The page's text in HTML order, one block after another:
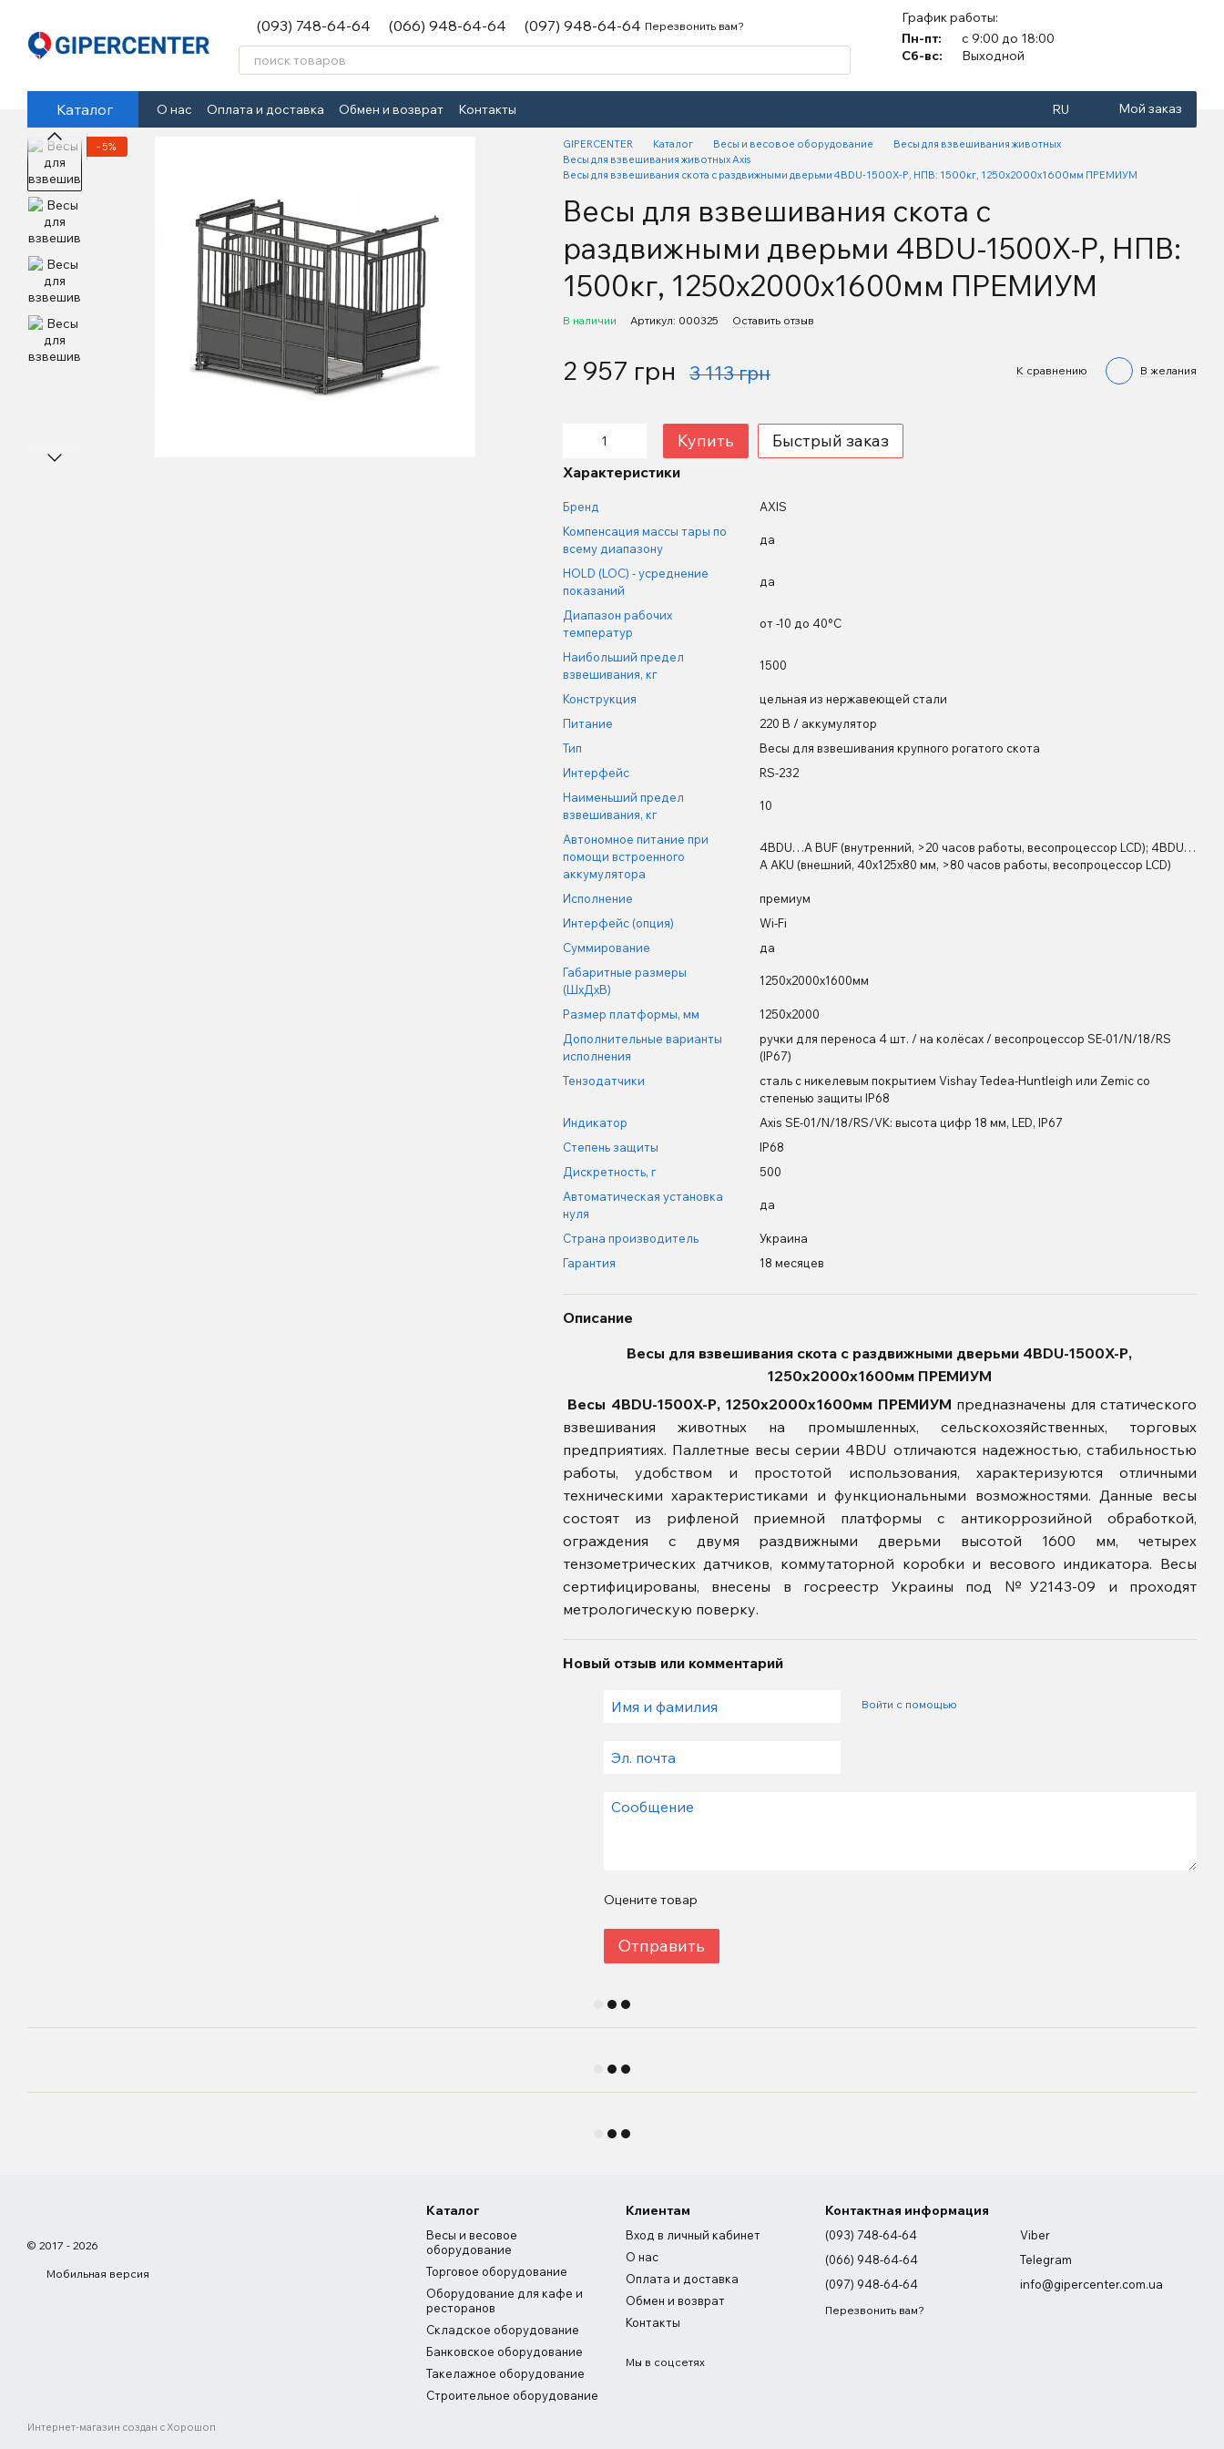
(093) 748-64-64 (066) 948-64-64 (097) 948-64-64 Перезвонить вам?
График работы:
Пн-пт:
с 9:00 до 18:00
Сб-вс:
Выходной
Каталог О нас Оплата и доставка Обмен и возврат Контакты RU Мой заказ
−5% GIPERCENTER Каталог Весы и весовое оборудование
Весы для взвешивания животных
Весы для взвешивания животных Axis
Весы для взвешивания скота с раздвижными дверьми 4BDU-1500X-Р, НПВ: 1500кг, 1250х2000х1600мм ПРЕМИУМ
Весы для взвешивания скота с
раздвижными дверьми 4BDU-1500X-Р, НПВ:
1500кг, 1250х2000х1600мм ПРЕМИУМ
В наличии Артикул: 000325 Оставить отзыв
2 957 грн 3 113 грн К сравнению В желания
Купить Быстрый заказ
Характеристики
Бренд
AXIS
Компенсация массы тары по
всему диапазону
да
HOLD (LOC) - усреднение
показаний
да
Диапазон рабочих
температур
от -10 до 40°С
Наибольший предел
взвешивания, кг
1500
Конструкция
цельная из нержавеющей стали
Питание
220 В / аккумулятор
Тип
Весы для взвешивания крупного рогатого скота
Интерфейс
RS-232
Наименьший предел
взвешивания, кг
10
Автономное питание при
помощи встроенного
аккумулятора
4BDU…A BUF (внутренний, >20 часов работы, весопроцессор LCD); 4BDU…
A AKU (внешний, 40х125х80 мм, >80 часов работы, весопроцессор LCD)
Исполнение
премиум
Интерфейс (опция)
Wi-Fi
Суммирование
да
Габаритные размеры
(ШхДхВ)
1250х2000х1600мм
Размер платформы, мм
1250х2000
Дополнительные варианты
исполнения
ручки для переноса 4 шт. / на колёсах / весопроцессор SE-01/N/18/RS
(IP67)
Тензодатчики
сталь с никелевым покрытием Vishay Tedea-Huntleigh или Zemic со
степенью защиты IP68
Индикатор
Axis SE-01/N/18/RS/VK: высота цифр 18 мм, LED, IP67
Степень защиты
IP68
Дискретность, г
500
Автоматическая установка
нуля
да
Страна производитель
Украина
Гарантия
18 месяцев
Описание
Весы для взвешивания скота с раздвижными дверьми 4BDU-1500X-Р,
1250х2000х1600мм ПРЕМИУМ
Весы 4BDU-1500X-Р, 1250х2000х1600мм ПРЕМИУМ предназначены для статического
взвешивания животных на промышленных, сельскохозяйственных, торговых
предприятиях. Паллетные весы серии 4BDU отличаются надежностью, стабильностью
работы, удобством и простотой использования, характеризуются отличными
техническими характеристиками и функциональными возможностями. Данные весы
состоят из рифленой приемной платформы с антикоррозийной обработкой,
ограждения с двумя раздвижными дверьми высотой 1600 мм, четырех
тензометрических датчиков, коммутаторной коробки и весового индикатора. Весы
сертифицированы, внесены в госреестр Украины под №У2143-09 и проходят
метрологическую поверку.
Новый отзыв или комментарий
Войти с помощью
Оцените товар
Отправить
© 2017 - 2026
Мобильная версия
Интернет-магазин создан с Хорошоп
Каталог
Весы и весовое
оборудование
Торговое оборудование
Оборудование для кафе и
ресторанов
Складское оборудование
Банковское оборудование
Такелажное оборудование
Строительное оборудование
Клиентам
Вход в личный кабинет
О нас
Оплата и доставка
Обмен и возврат
Контакты
Мы в соцсетях
Контактная информация
(093) 748-64-64
(066) 948-64-64
(097) 948-64-64
Перезвонить вам?
Viber
Telegram
info@gipercenter.com.ua